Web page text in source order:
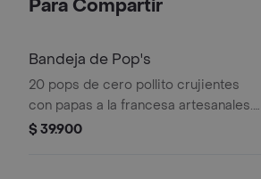
veganesa blanca + acompañamiento +
Para Compartir
Bandeja de Pop's
20 pops de cero pollito crujientes
con papas a la francesa artesanales.
Elige 2 salsas.
$ 39.900